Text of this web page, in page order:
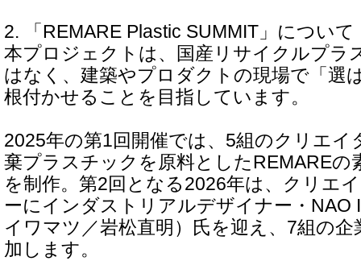
2. 「REMARE Plastic SUMMIT」について
本プロジェクトは、国産リサイクルプラ
はなく、建築やプロダクトの現場で「選
根付かせることを目指しています。
2025年の第1回開催では、5組のクリエイ
棄プラスチックを原料としたREMAREの
を制作。第2回となる2026年は、クリエ
ーにインダストリアルデザイナー・NAO
イワマツ／岩松直明）氏を迎え、7組の
加します。